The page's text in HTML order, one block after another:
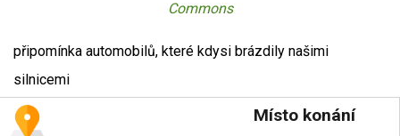
Commons
připomínka automobilů, které kdysi brázdily našimi
silnicemi
Místo konání